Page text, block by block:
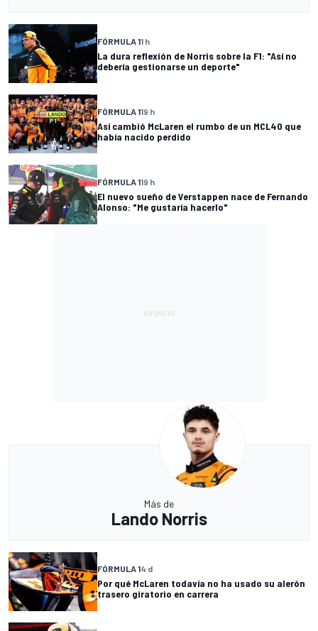
FÓRMULA 11 h
La dura reflexión de Norris sobre la F1: "Así no
debería gestionarse un deporte"
FÓRMULA 119 h
Así cambió McLaren el rumbo de un MCL40 que
había nacido perdido
FÓRMULA 119 h
El nuevo sueño de Verstappen nace de Fernando
Alonso: "Me gustaría hacerlo"
Más de
Lando Norris
FÓRMULA 14 d
Por qué McLaren todavía no ha usado su alerón
trasero giratorio en carrera